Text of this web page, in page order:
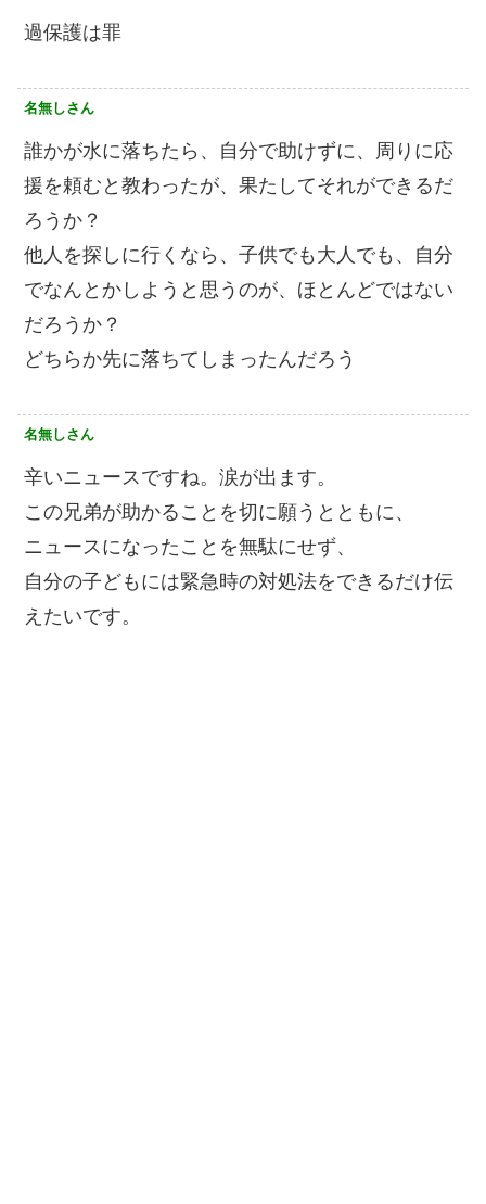
過保護は罪
名無しさん
誰かが水に落ちたら、自分で助けずに、周りに応
援を頼むと教わったが、果たしてそれができるだ
ろうか？
他人を探しに行くなら、子供でも大人でも、自分
でなんとかしようと思うのが、ほとんどではない
だろうか？
どちらか先に落ちてしまったんだろう
名無しさん
辛いニュースですね。涙が出ます。
この兄弟が助かることを切に願うとともに、
ニュースになったことを無駄にせず、
自分の子どもには緊急時の対処法をできるだけ伝
えたいです。